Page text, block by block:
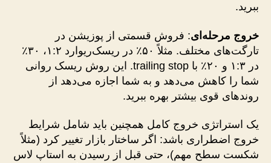
ببرید.
خروج مرحله‌ای: فروش قسمتی از پوزیشن در
تارگت‌های مختلف. مثلاً ۵۰٪ در ریسک‌ریوارد ۱:۲، ۳۰٪
در ۱:۳ و ۲۰٪ با trailing stop. این روش ریسک روانی
شما را کاهش می‌دهد و به شما اجازه می‌دهد از
روندهای قوی بیشتر بهره ببرید.
یک استراتژی خروج کامل همچنین باید شامل شرایط
خروج اضطراری باشد: اگر ساختار بازار تغییر کرد (مثلاً
شکست سطح مهم)، حتی قبل از رسیدن به استاپ لاس